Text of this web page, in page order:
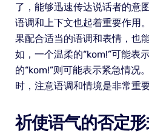
了，能够迅速传达说话者的意
语调和上下文也起着重要作用
果配合适当的语调和表情，也
如，一个温柔的“kom!”可能表
的“kom!”则可能表示紧急情况
时，注意语调和情境是非常重要
祈使语气的否定